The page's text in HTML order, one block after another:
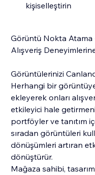
kişiselleştirin
Görüntü Nokta Atama
Alışveriş
Görüntülerinizi
Herhangi bir
ekleyerek onları
etkileyici hale
portföyler ve tanıtım
sıradan görüntüleri
dönüşümleri artıran
dönüştürür.
Mağaza sahibi,